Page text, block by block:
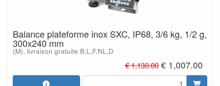
Balance plateforme inox SXC, IP68, 3/6 kg, 1/2 g,
300x240 mm
(M), livraison gratuite B,L,F,NL,D
€ 1,130.00 € 1,007.00